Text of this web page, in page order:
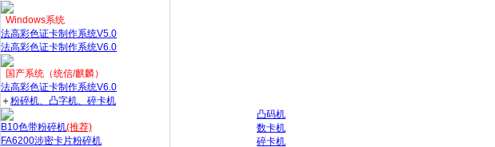
Windows系统
法高彩色证卡制作系统V5.0
法高彩色证卡制作系统V6.0
国产系统（统信/麒麟）
法高彩色证卡制作系统V6.0
＋粉碎机、凸字机、碎卡机
B10色带粉碎机(推荐)
FA6200涉密卡片粉碎机
凸码机
数卡机
碎卡机